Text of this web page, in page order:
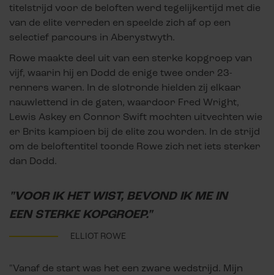
titelstrijd voor de beloften werd tegelijkertijd met die
van de elite verreden en speelde zich af op een
selectief parcours in Aberystwyth.
Rowe maakte deel uit van een sterke kopgroep van
vijf, waarin hij en Dodd de enige twee onder 23-
renners waren. In de slotronde hielden zij elkaar
nauwlettend in de gaten, waardoor Fred Wright,
Lewis Askey en Connor Swift mochten uitvechten wie
er Brits kampioen bij de elite zou worden. In de strijd
om de beloftentitel toonde Rowe zich net iets sterker
dan Dodd.
"VOOR IK HET WIST, BEVOND IK ME IN
EEN STERKE KOPGROEP."
ELLIOT ROWE
"Vanaf de start was het een zware wedstrijd. Mijn